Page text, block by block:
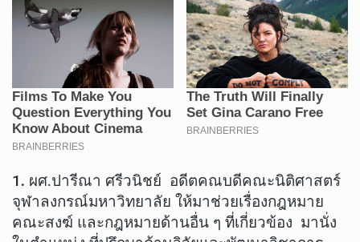
1. ผศ.ปารีณา ศรีวนิชย์ อดีตคณบดีคณะนิติศาสตร์
จุฬาลงกรณ์มหาวิทยาลัย ให้มาช่วยเรื่องกฎหมาย
คณะสงฆ์ และกฎหมายด้านอื่น ๆ ที่เกี่ยวข้อง มานั่ง